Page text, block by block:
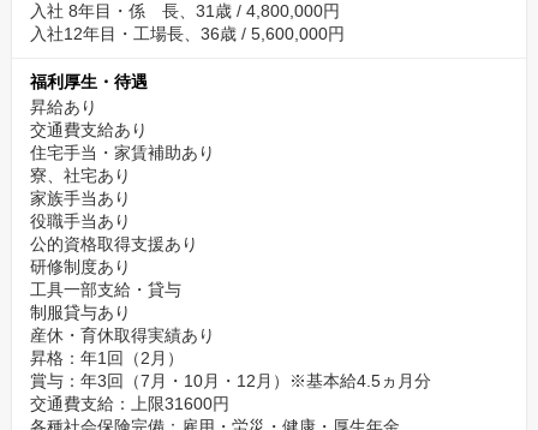
入社 8年目・係 長、31歳 / 4,800,000円
入社12年目・工場長、36歳 / 5,600,000円
福利厚生・待遇
昇給あり
交通費支給あり
住宅手当・家賃補助あり
寮、社宅あり
家族手当あり
役職手当あり
公的資格取得支援あり
研修制度あり
工具一部支給・貸与
制服貸与あり
産休・育休取得実績あり
昇格：年1回（2月）
賞与：年3回（7月・10月・12月）※基本給4.5ヵ月分
交通費支給：上限31600円